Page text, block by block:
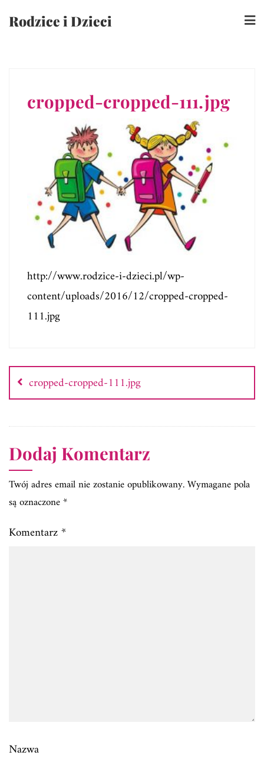
Rodzice i Dzieci
cropped-cropped-111.jpg
http://www.rodzice-i-dzieci.pl/wp-
content/uploads/2016/12/cropped-cropped-
111.jpg
Nawigacja
wpisu
cropped-cropped-111.jpg
Dodaj Komentarz
Twój adres email nie zostanie opublikowany.Wymagane pola
są oznaczone*
Komentarz*
Nazwa